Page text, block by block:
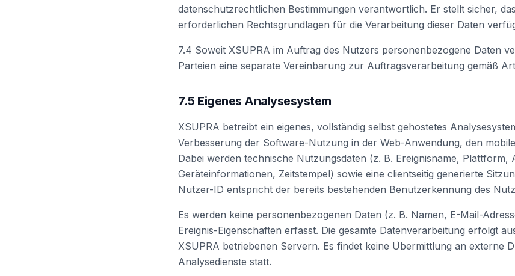
datenschutzrechtlichen Bestimmungen verantwortlich. Er stellt sicher,
erforderlichen Rechtsgrundlagen für die Verarbeitung dieser Daten
7.4 Soweit XSUPRA im Auftrag des Nutzers personenbezogene Daten
Parteien eine separate Vereinbarung zur Auftragsverarbeitung gemäß
7.5 Eigenes Analysesystem
XSUPRA betreibt ein eigenes, vollständig selbst gehostetes
Verbesserung der Software-Nutzung in der Web-Anwendung, den
Dabei werden technische Nutzungsdaten (z. B. Ereignisname, Plattform,
Geräteinformationen, Zeitstempel) sowie eine clientseitig generierte
Nutzer-ID entspricht der bereits bestehenden Benutzerkennung des
Es werden keine personenbezogenen Daten (z. B. Namen, E-Mail-
Ereignis-Eigenschaften erfasst. Die gesamte Datenverarbeitung erfolgt
XSUPRA betriebenen Servern. Es findet keine Übermittlung an externe
Analysedienste statt.